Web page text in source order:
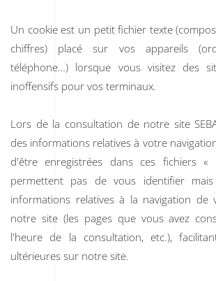
Un cookie est un petit fichier texte
chiffres) placé sur vos appareils
téléphone…) lorsque vous visitez des
inoffensifs pour vos terminaux.
Lors de la consultation de notre site
des informations relatives à votre
d'être enregistrées dans ces fichiers
permettent pas de vous identifier
informations relatives à la navigation de
notre site (les pages que vous avez
l'heure de la consultation, etc.),
ultérieures sur notre site.